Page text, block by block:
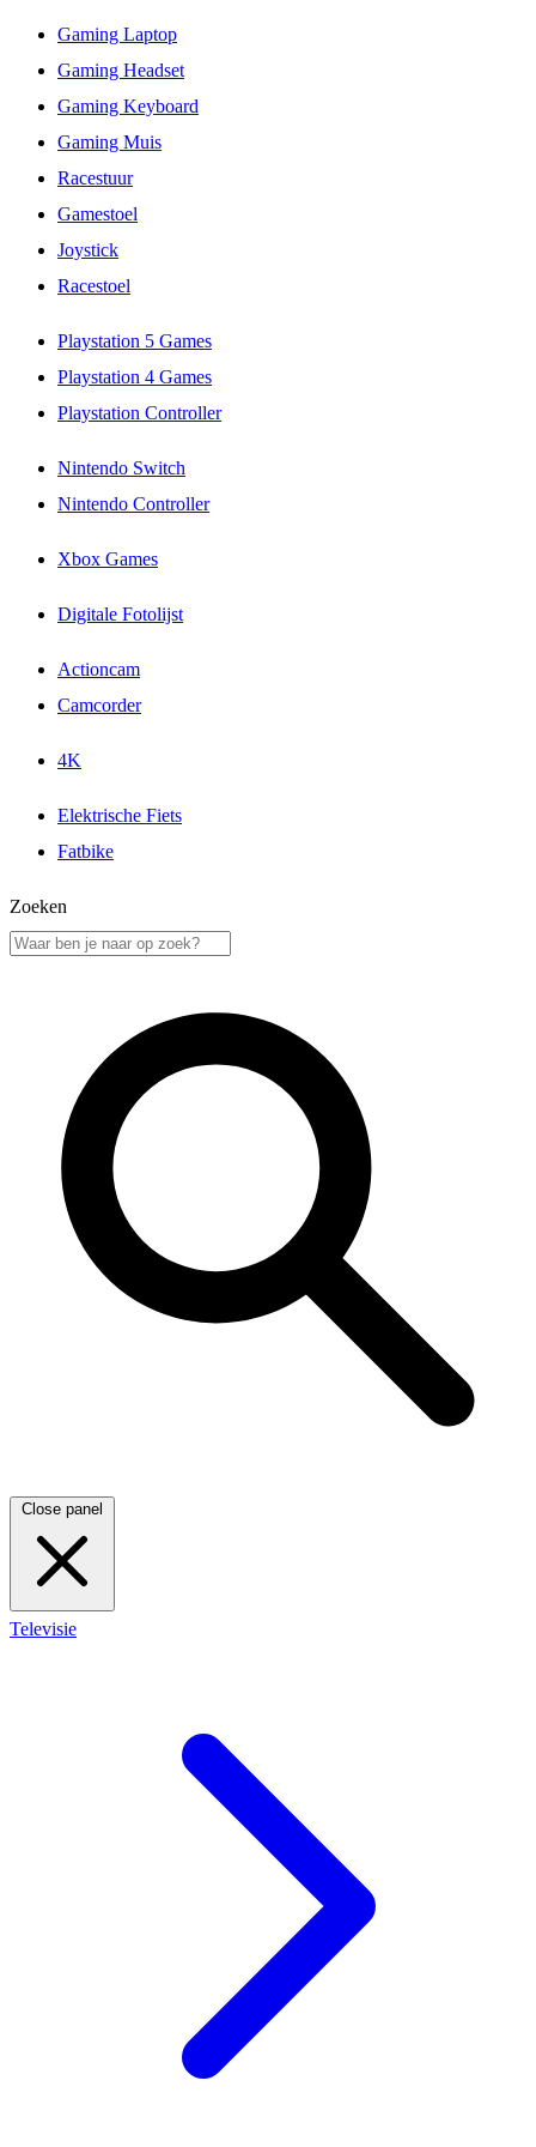
Gaming Laptop
Gaming Headset
Gaming Keyboard
Gaming Muis
Racestuur
Gamestoel
Joystick
Racestoel
Playstation 5 Games
Playstation 4 Games
Playstation Controller
Nintendo Switch
Nintendo Controller
Xbox Games
Digitale Fotolijst
Actioncam
Camcorder
4K
Elektrische Fiets
Fatbike
Zoeken
Close panel
Televisie